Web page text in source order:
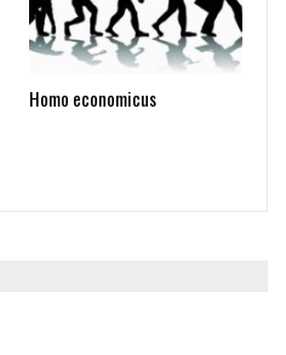
Homo economicus